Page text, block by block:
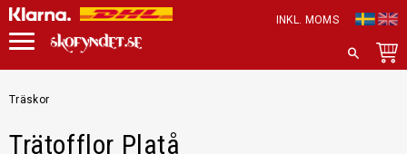
Meny
INKL. MOMS
SÖK
Träskor
Trätofflor Platå